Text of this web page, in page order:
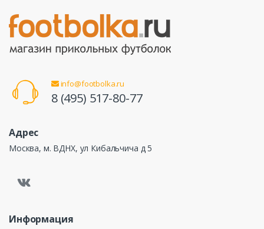
info@footbolka.ru
8 (495) 517-80-77
Адрес
Москва, м. ВДНХ, ул Кибальчича д 5
Информация